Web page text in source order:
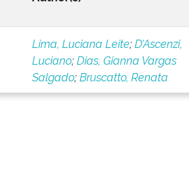
Lima, Luciana Leite;D’Ascenzi,
Luciano;Dias, Gianna Vargas
Salgado;Bruscatto, Renata